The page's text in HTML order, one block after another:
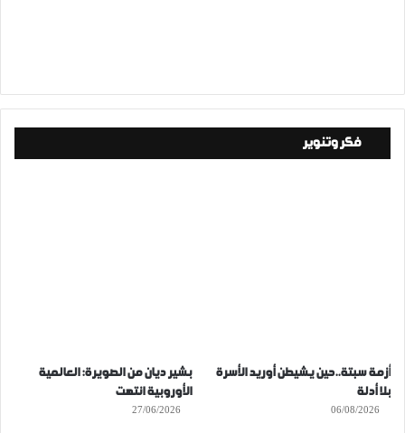
فكر وتنوير
أزمة سبتة..حين يشيطن أوريد الأسرة
بلا أدلة
06/08/2026
بشير ديان من الصويرة: العالمية
الأوروبية انتهت
27/06/2026